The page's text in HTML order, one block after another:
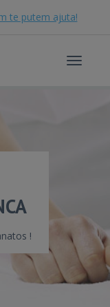
te putem ajuta!
Toggle
!